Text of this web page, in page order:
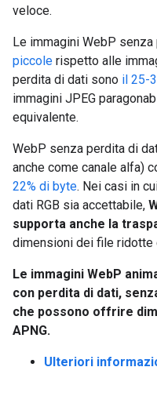
veloce.
Le immagini WebP
piccole rispetto alle
perdita di dati sono il 25-
immagini JPEG
equivalente.
WebP senza perdita di
anche come canale alfa)
22% di byte. Nei casi in
dati RGB sia accettabile,
supporta anche la
dimensioni dei file ridotte
Le immagini WebP
con perdita di dati,
che possono offrire
APNG.
Ulteriori